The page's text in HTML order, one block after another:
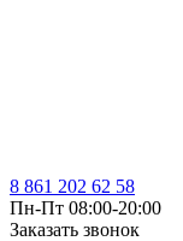
8 861 202 62 58
Пн-Пт 08:00-20:00
Заказать звонок